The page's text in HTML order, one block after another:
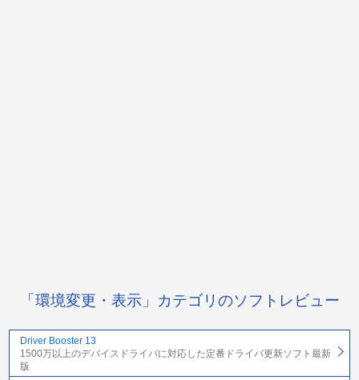
「環境変更・表示」カテゴリのソフトレビュー
Driver Booster 13
1500万以上のデバイスドライバに対応した定番ドライバ更新ソフト最新
版